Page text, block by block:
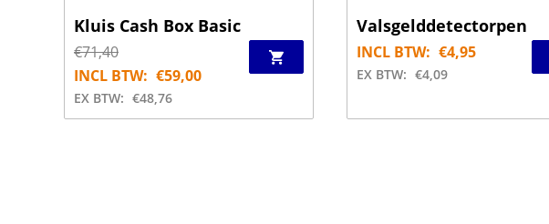
Kluis Cash Box Basic
€71,40
INCL BTW: €59,00
EX BTW: €48,76
Valsgelddetectorpen
INCL BTW: €4,95
EX BTW: €4,09